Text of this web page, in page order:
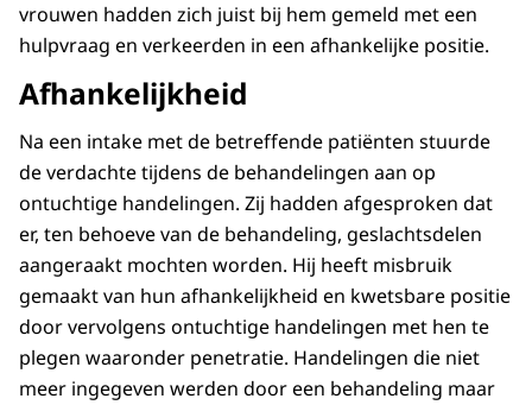
vrouwen hadden zich juist bij hem gemeld met een
hulpvraag en verkeerden in een afhankelijke positie.
Afhankelijkheid
Na een intake met de betreffende patiënten stuurde
de verdachte tijdens de behandelingen aan op
ontuchtige handelingen. Zij hadden afgesproken dat
er, ten behoeve van de behandeling, geslachtsdelen
aangeraakt mochten worden. Hij heeft misbruik
gemaakt van hun afhankelijkheid en kwetsbare positie
door vervolgens ontuchtige handelingen met hen te
plegen waaronder penetratie. Handelingen die niet
meer ingegeven werden door een behandeling maar